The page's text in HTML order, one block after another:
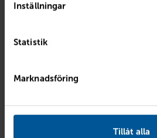
Inställningar
Statistik
Marknadsföring
Tillåt alla
Hallsberg
489 800kr